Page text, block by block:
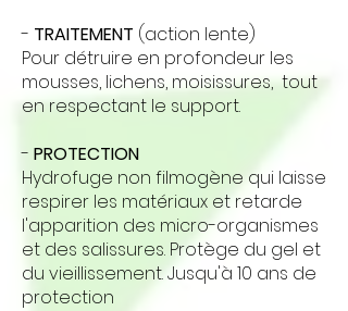
- TRAITEMENT (action lente)
Pour détruire en profondeur les
mousses, lichens, moisissures, tout
en respectant le support.
- PROTECTION
Hydrofuge non filmogène qui laisse
respirer les matériaux et retarde
l'apparition des micro-organismes
et des salissures. Protège du gel et
du vieillissement. Jusqu'à 10 ans de
protection